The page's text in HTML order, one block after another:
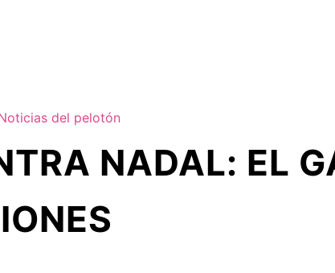
del pelotón
NADAL: EL